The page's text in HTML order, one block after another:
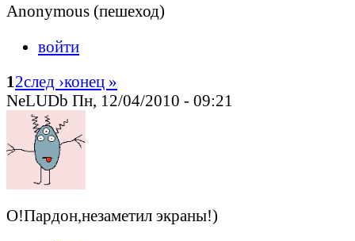
Anonymous (пешеход)
войти
12след ›конец »
NeLUDb Пн, 12/04/2010 - 09:21
О!Пардон,незаметил экраны!)